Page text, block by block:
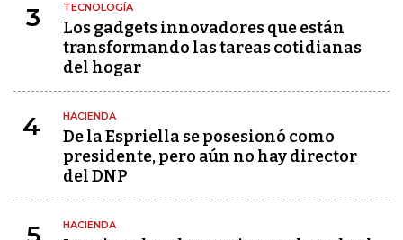
3 TECNOLOGÍA
Los gadgets innovadores que están
transformando las tareas cotidianas
del hogar
4 HACIENDA
De la Espriella se posesionó como
presidente, pero aún no hay director
del DNP
HACIENDA